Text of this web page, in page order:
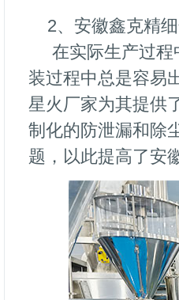
2、安徽鑫克精
在实际生产过程
装过程中总是容易
星火厂家为其提供
制化的防泄漏和除
题，以此提高了安